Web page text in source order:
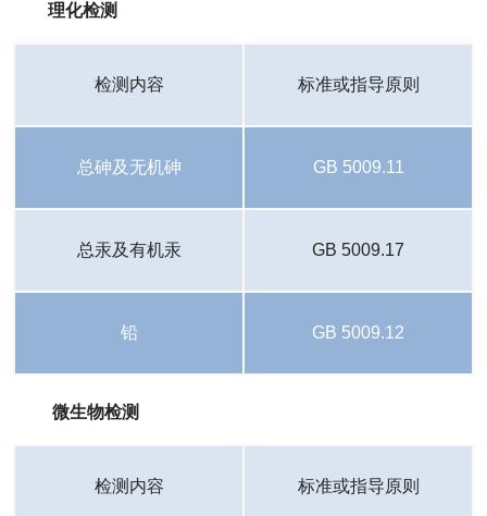
理化检测
检测内容 标准或指导原则
总砷及无机砷 GB 5009.11
总汞及有机汞 GB 5009.17
铅 GB 5009.12
微生物检测
检测内容 标准或指导原则